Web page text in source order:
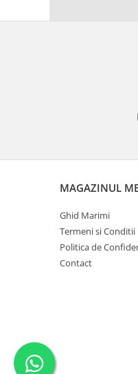
MAGAZINUL
Ghid Marimi
Termeni si Conditii
Politica de
Contact